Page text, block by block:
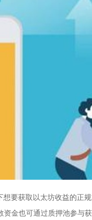
要获取以太坊收益的正
金也可通过质押池参与